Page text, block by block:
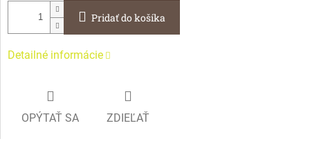
Pridať do košíka
Detailné informácie
OPÝTAŤ SA ZDIEĽAŤ